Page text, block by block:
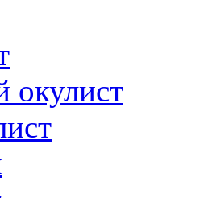
окулист